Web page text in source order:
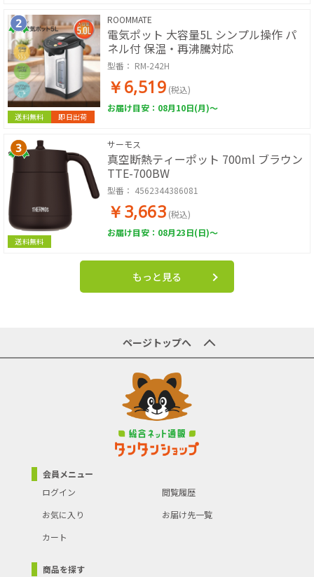
送料無料 即日出荷
ROOMMATE
電気ポット 大容量5L シンプル操作 パ
ネル付 保温・再沸騰対応
型番： RM-242H
￥6,519 (税込)
お届け目安：08月10日(月)～
送料無料
サーモス
真空断熱ティーポット 700ml ブラウン
TTE-700BW
型番： 4562344386081
￥3,663 (税込)
お届け目安：08月23日(日)～
もっと見る
ページトップへ
会員メニュー
ログイン
閲覧履歴
お気に入り
お届け先一覧
カート
商品を探す